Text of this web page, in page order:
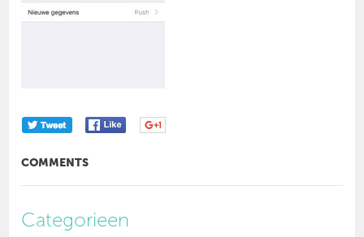
COMMENTS
Categorieen